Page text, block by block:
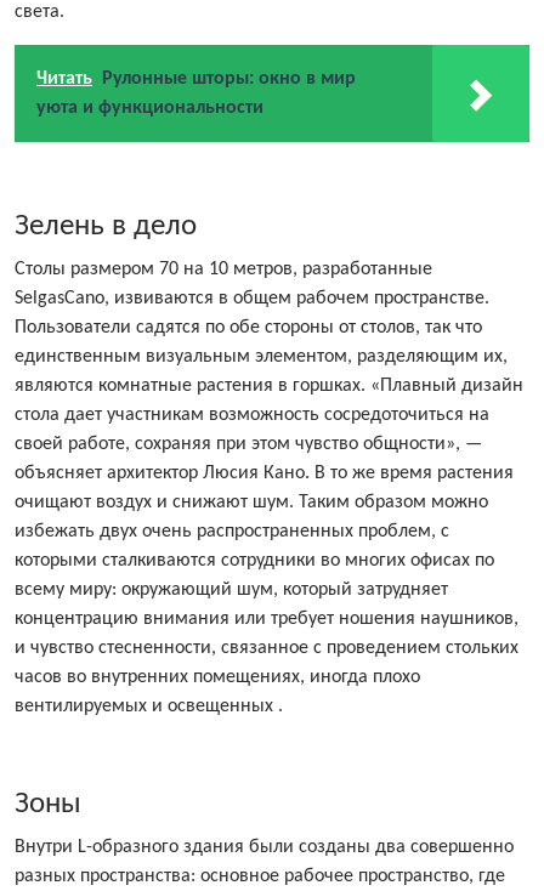
света.
Читать
Рулонные шторы: окно в мир
уюта и функциональности
Зелень в дело
Столы размером 70 на 10 метров, разработанные
SelgasCano, извиваются в общем рабочем пространстве.
Пользователи садятся по обе стороны от столов, так что
единственным визуальным элементом, разделяющим их,
являются комнатные растения в горшках. «Плавный дизайн
стола дает участникам возможность сосредоточиться на
своей работе, сохраняя при этом чувство общности», —
объясняет архитектор Люсия Кано. В то же время растения
очищают воздух и снижают шум. Таким образом можно
избежать двух очень распространенных проблем, с
которыми сталкиваются сотрудники во многих офисах по
всему миру: окружающий шум, который затрудняет
концентрацию внимания или требует ношения наушников,
и чувство стесненности, связанное с проведением стольких
часов во внутренних помещениях, иногда плохо
вентилируемых и освещенных .
Зоны
Внутри L-образного здания были созданы два совершенно
разных пространства: основное рабочее пространство, где